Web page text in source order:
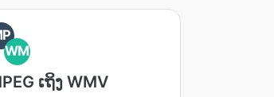
WM
ເຖິງ WMV